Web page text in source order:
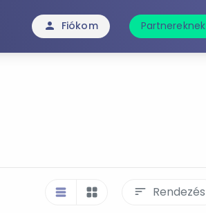
person Fiókom Partnereknek
table_rows grid_view sort Rendezés